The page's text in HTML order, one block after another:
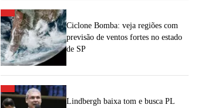
Ciclone Bomba: veja regiões com
previsão de ventos fortes no estado
de SP
Lindbergh baixa tom e busca PL